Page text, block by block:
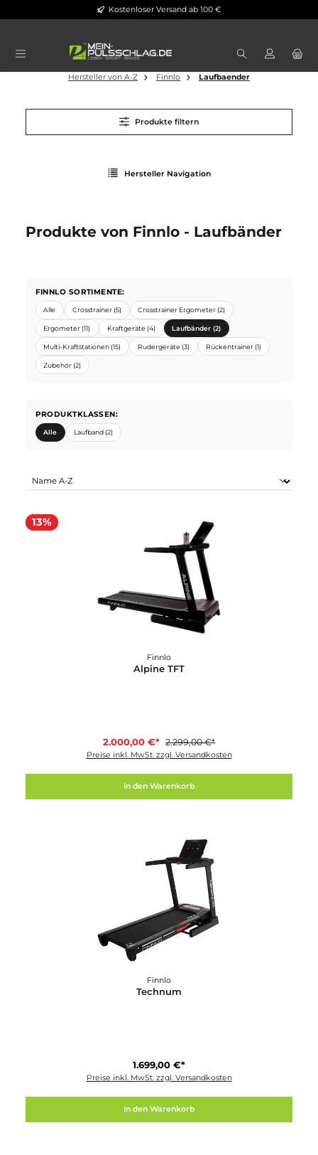
Zum Hauptinhalt springenKostenloser Versand ab 100 €
Produkte filtern
FINNLO SORTIMENTE:
Alle Crosstrainer (5) Crosstrainer Ergometer (2)
Ergometer (11)
Alle
Alpine TFT
Preise inkl. MwSt. zzgl. Versandkosten
In den Warenkorb